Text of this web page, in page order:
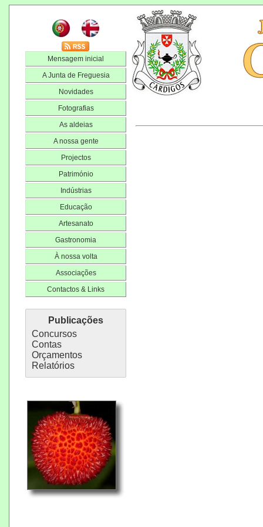
Mensagem inicial
A Junta de Freguesia
Novidades
Fotografias
As aldeias
A nossa gente
Projectos
Património
Indústrias
Educação
Artesanato
Gastronomia
À nossa volta
Associações
Contactos & Links
Publicações
Concursos
Contas
Orçamentos
Relatórios